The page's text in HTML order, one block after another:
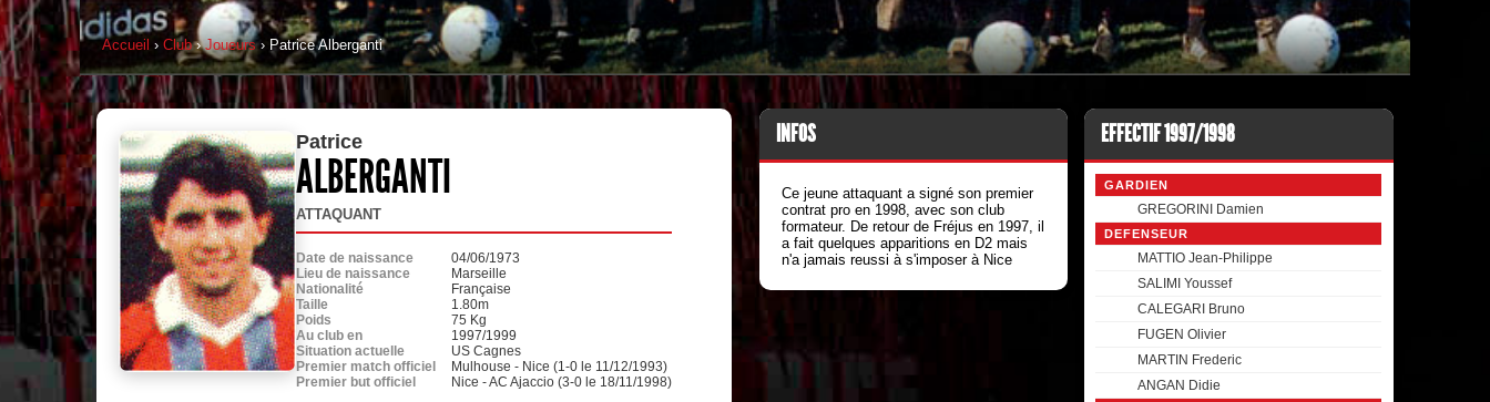
Accueil › Club›Joueurs› Patrice Alberganti
Patrice
ALBERGANTI
ATTAQUANT
Date de naissance
04/06/1973
Lieu de naissance
Marseille
Nationalité
Française
Taille
1.80m
Poids
75 Kg
Au club en
1997/1999
Situation actuelle
US Cagnes
Premier match officiel
Mulhouse - Nice (1-0 le 11/12/1993)
Premier but officiel
Nice - AC Ajaccio (3-0 le 18/11/1998)
INFOS
Ce jeune attaquant a signé son premier
contrat pro en 1998, avec son club
formateur. De retour de Fréjus en 1997, il
a fait quelques apparitions en D2 mais
n'a jamais reussi à s'imposer à Nice
EFFECTIF 1997/1998
GARDIEN
GREGORINI Damien
DEFENSEUR
MATTIO Jean-Philippe
SALIMI Youssef
CALEGARI Bruno
FUGEN Olivier
MARTIN Frederic
ANGAN Didie